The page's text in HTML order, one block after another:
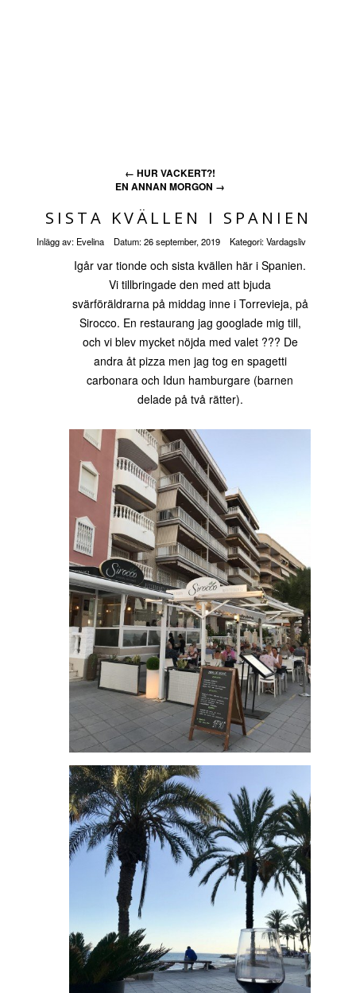
← HUR VACKERT?!
EN ANNAN MORGON →
SISTA KVÄLLEN I SPANIEN
Inlägg av: Evelina Datum:26 september, 2019 Kategori:Vardagsliv
Igår var tionde och sista kvällen här i Spanien.
Vi tillbringade den med att bjuda
svärföräldrarna på middag inne i Torrevieja, på
Sirocco. En restaurang jag googlade mig till,
och vi blev mycket nöjda med valet ??? De
andra åt pizza men jag tog en spagetti
carbonara och Idun hamburgare (barnen
delade på två rätter).